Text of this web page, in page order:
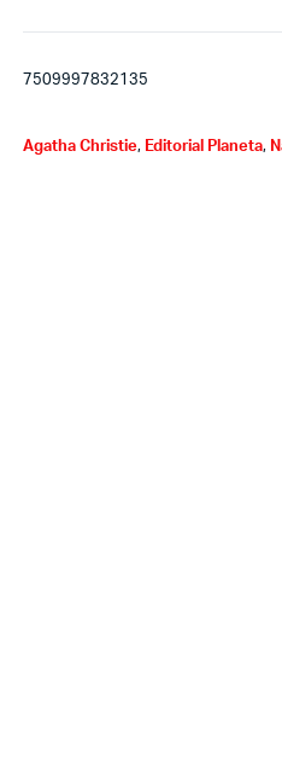
7509997832135
Agatha Christie, Editorial Planeta,